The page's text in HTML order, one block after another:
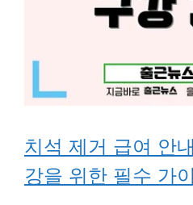
치석 제거 급여 안
강을 위한 필수 가